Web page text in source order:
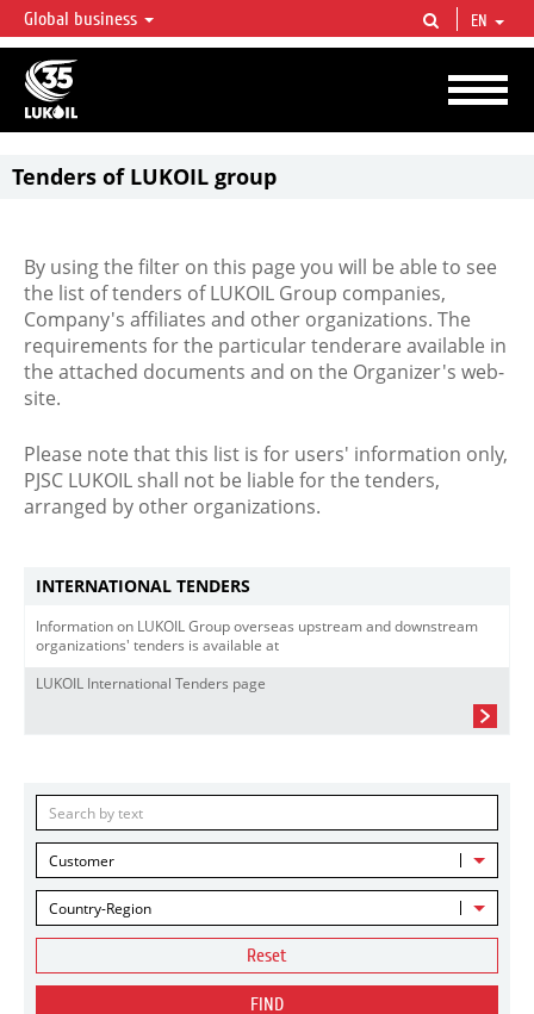
LUKOIL OVERVIEW
LUKOIL is one of the largest oil & gas vertical integrated companies in the world
accounting for over 2% of crude production and circa 1% of proved hydrocarbon
reserves globally.
Global business EN
Tenders of LUKOIL group
By using the filter on this page you will be able to see
the list of tenders of LUKOIL Group companies,
Company's affiliates and other organizations. The
requirements for the particular tenderare available in
the attached documents and on the Organizer's web-
site.
Please note that this list is for users' information only,
PJSC LUKOIL shall not be liable for the tenders,
arranged by other organizations.
INTERNATIONAL TENDERS
Information on LUKOIL Group overseas upstream and downstream
organizations' tenders is available at
LUKOIL International Tenders page
Customer
Country-Region
Reset
FIND